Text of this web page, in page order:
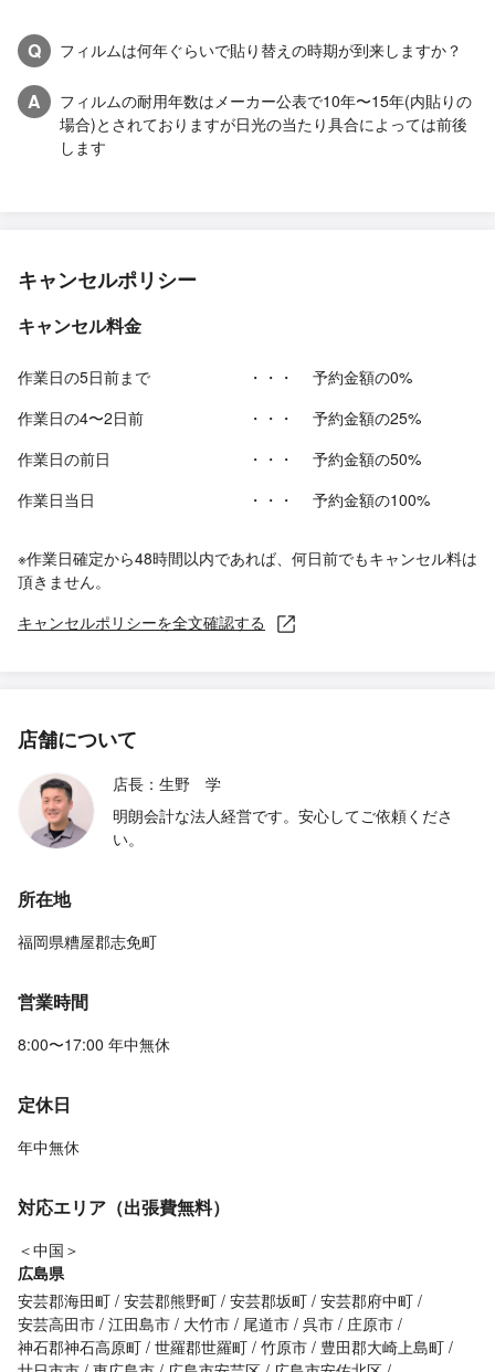
Q フィルムは何年ぐらいで貼り替えの時期が到来しますか？
A
フィルムの耐用年数はメーカー公表で10年〜15年(内貼りの
場合)とされておりますが日光の当たり具合によっては前後
します
キャンセルポリシー
キャンセル料金
作業日の5日前まで ・・・
予約金額の0%
作業日の4〜2日前
・・・
予約金額の25%
作業日の前日
・・・
予約金額の50%
作業日当日
・・・ 予約金額の100%
※作業日確定から48時間以内であれば、何日前でもキャンセル料は
頂きません。
キャンセルポリシーを全文確認する
店舗について
店長：生野 学
明朗会計な法人経営です。安心してご依頼くださ
い。
所在地
福岡県糟屋郡志免町
営業時間
8:00〜17:00 年中無休
定休日
年中無休
対応エリア（出張費無料）
＜中国＞
広島県
安芸郡海田町 安芸郡熊野町 安芸郡坂町 安芸郡府中町
安芸高田市 江田島市 大竹市 尾道市 呉市
庄原市
神石郡神石高原町 世羅郡世羅町 竹原市
豊田郡大崎上島町